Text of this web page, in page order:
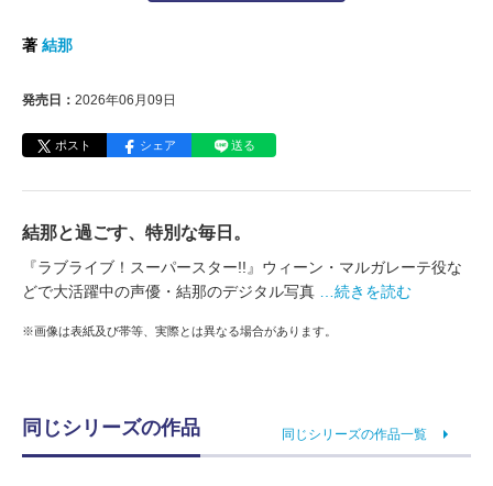
著 結那
発売日： 2026年06月09日
ポスト シェア 送る
結那と過ごす、特別な毎日。
『ラブライブ！スーパースター!!』ウィーン・マルガレーテ役な
どで大活躍中の声優・結那のデジタル写真
…続きを読む
※画像は表紙及び帯等、実際とは異なる場合があります。
同じシリーズの作品 同じシリーズの作品一覧